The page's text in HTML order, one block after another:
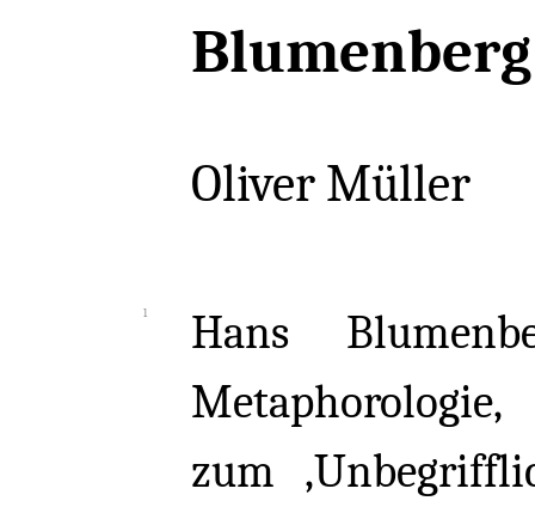
Blumenberg
Oliver Müller
Hans
zum